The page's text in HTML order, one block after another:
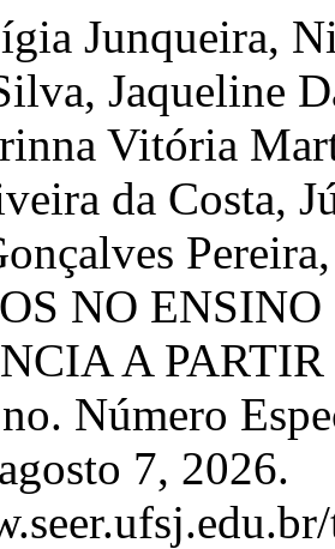
Junqueira,
Jaqueline
Vitória
da Costa,
NO
A
Número
7, 2026.